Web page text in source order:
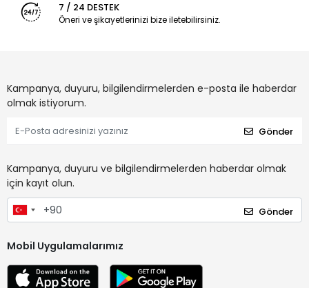
7 / 24 DESTEK
Öneri ve şikayetlerinizi bize iletebilirsiniz.
Kampanya, duyuru, bilgilendirmelerden e-posta ile haberdar
olmak istiyorum.
Gönder
Kampanya, duyuru ve bilgilendirmelerden haberdar olmak
için kayıt olun.
Gönder
Mobil Uygulamalarımız